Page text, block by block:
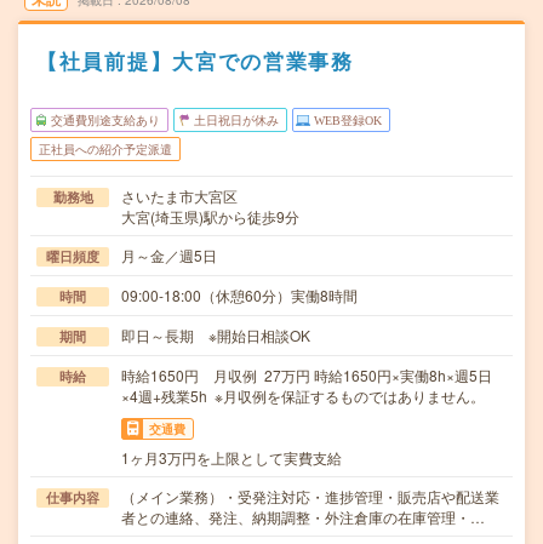
【社員前提】大宮での営業事務
交通費別途支給あり 土日祝日が休み WEB登録OK
正社員への紹介予定派遣
勤務地
さいたま市大宮区
大宮(埼玉県)駅から徒歩9分
曜日頻度 月～金／週5日
時間 09:00-18:00（休憩60分）実働8時間
期間 即日～長期 ※開始日相談OK
時給
時給1650円 月収例 27万円 時給1650円×実働8h×週5日
×4週+残業5h ※月収例を保証するものではありません。
交通費
1ヶ月3万円を上限として実費支給
仕事内容
（メイン業務）・受発注対応・進捗管理・販売店や配送業
者との連絡、発注、納期調整・外注倉庫の在庫管理・…